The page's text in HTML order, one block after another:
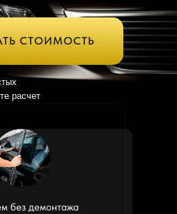
СТОИМОСТЬ
расчет
без демонтажа